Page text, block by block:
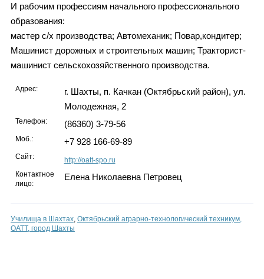
И рабочим профессиям начального профессионального
образования:
мастер с/х производства; Автомеханик; Повар,кондитер;
Машинист дорожных и строительных машин; Тракторист-
машинист сельскохозяйственного производства.
Адрес:
г. Шахты, п. Качкан (Октябрьский район), ул.
Молодежная, 2
Телефон: (86360) 3-79-56
Моб.: +7 928 166-69-89
Сайт:
http://oatt-spo.ru
Контактное
лицо:
Елена Николаевна Петровец
Училища в Шахтах, Октябрьский аграрно-технологический техникум,
ОАТТ, город Шахты